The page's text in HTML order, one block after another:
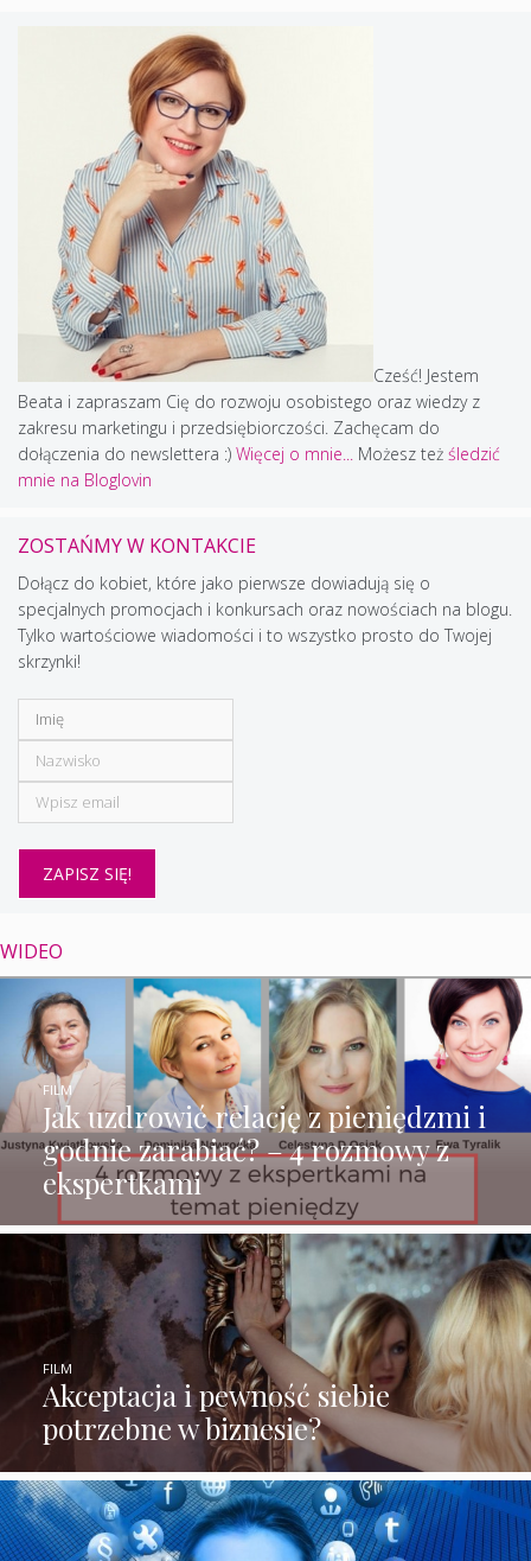
Cześć! Jestem
Beata i zapraszam Cię do rozwoju osobistego oraz wiedzy z
zakresu marketingu i przedsiębiorczości. Zachęcam do
dołączenia do newslettera :) Więcej o mnie... Możesz też śledzić
mnie na Bloglovin
ZOSTAŃMY W KONTAKCIE
Dołącz do kobiet, które jako pierwsze dowiadują się o
specjalnych promocjach i konkursach oraz nowościach na blogu.
Tylko wartościowe wiadomości i to wszystko prosto do Twojej
skrzynki!
WIDEO
Jak uzdrowić relację z pieniędzmi i
godnie zarabiać? – 4 rozmowy z
ekspertkami
FILM
Akceptacja i pewność siebie
potrzebne w biznesie?
FILM